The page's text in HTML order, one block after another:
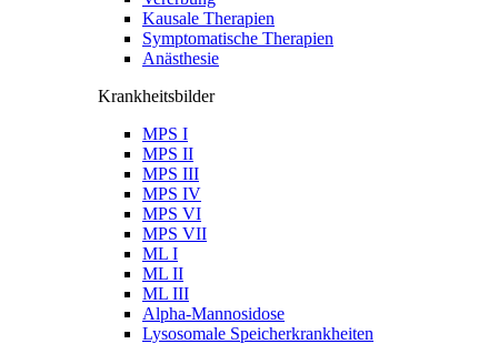
Kausale Therapien
Symptomatische Therapien
Anästhesie
Krankheitsbilder
MPS I
MPS II
MPS III
MPS IV
MPS VI
MPS VII
ML I
ML II
ML III
Alpha-Mannosidose
Lysosomale Speicherkrankheiten